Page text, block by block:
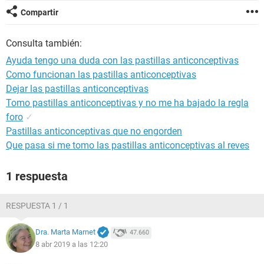
Compartir
Consulta también:
Ayuda tengo una duda con las pastillas anticonceptivas
Como funcionan las pastillas anticonceptivas
Dejar las pastillas anticonceptivas
Tomo pastillas anticonceptivas y no me ha bajado la regla
foro ✓
Pastillas anticonceptivas que no engorden
Que pasa si me tomo las pastillas anticonceptivas al reves
1 respuesta
RESPUESTA 1 / 1
Dra. Marta Marnet 47.660
8 abr 2019 a las 12:20